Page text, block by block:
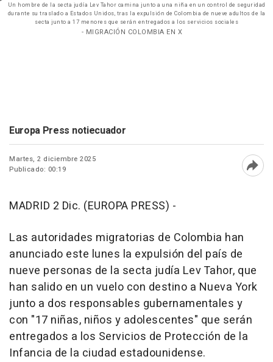
Un hombre de la secta judía Lev Tahor camina junto a una niña en un control de seguridad
durante su traslado a Estados Unidos, tras la expulsión de Colombia de nueve adultos de la
secta junto a 17 menores que serán entregados a los servicios sociales
- MIGRACIÓN COLOMBIA EN X
Europa Press notiecuador
Martes, 2 diciembre 2025
Publicado: 00:19
MADRID 2 Dic. (EUROPA PRESS) -
Las autoridades migratorias de Colombia han
anunciado este lunes la expulsión del país de
nueve personas de la secta judía Lev Tahor, que
han salido en un vuelo con destino a Nueva York
junto a dos responsables gubernamentales y
con "17 niñas, niños y adolescentes" que serán
entregados a los Servicios de Protección de la
Infancia de la ciudad estadounidense.